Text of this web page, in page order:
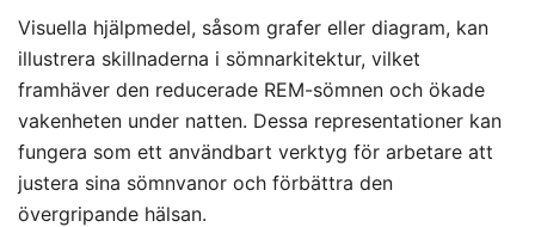
Visuella hjälpmedel, såsom grafer eller diagram, kan
illustrera skillnaderna i sömnarkitektur, vilket
framhäver den reducerade REM-sömnen och ökade
vakenheten under natten. Dessa representationer kan
fungera som ett användbart verktyg för arbetare att
justera sina sömnvanor och förbättra den
övergripande hälsan.